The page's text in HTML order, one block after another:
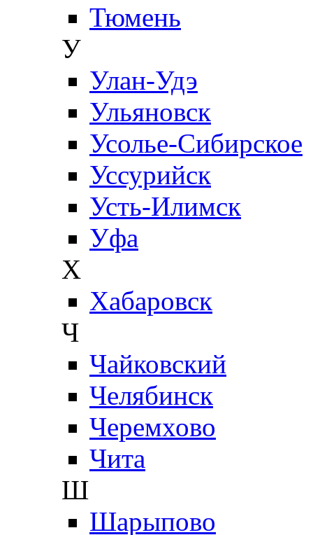
Тюмень
У
Улан-Удэ
Ульяновск
Усолье-Сибирское
Уссурийск
Усть-Илимск
Уфа
Х
Хабаровск
Ч
Чайковский
Челябинск
Черемхово
Чита
Ш
Шарыпово